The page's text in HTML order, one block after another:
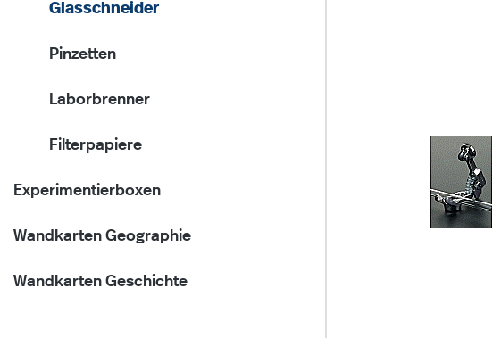
Glasschneider
Pinzetten
Laborbrenner
Filterpapiere
Experimentierboxen
Wandkarten Geographie
Wandkarten Geschichte